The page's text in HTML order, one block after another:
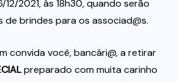
12/2021, às 18h30, quando serão
brindes para os associad@s.
convida você, bancári@, a retirar
preparado com muita carinho